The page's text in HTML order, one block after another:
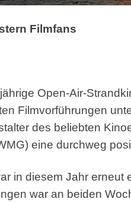
Filmfans
Open-Air-
Filmvorführungen
des beliebten
eine durchweg
in diesem Jahr erneut
war an beiden